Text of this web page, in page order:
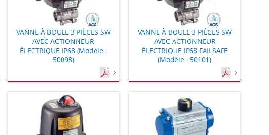
VANNE À BOULE 3 PIÈCES SW
AVEC ACTIONNEUR
ÉLECTRIQUE IP68 (Modèle :
50098)
VANNE À BOULE 3 PIÈCES SW
AVEC ACTIONNEUR
ÉLECTRIQUE IP68 FAILSAFE
(Modèle : 50101)